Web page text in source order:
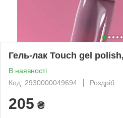
Гель-лак Touch gel
В наявності
Код: 2930000049694
Роздріб
205 ₴